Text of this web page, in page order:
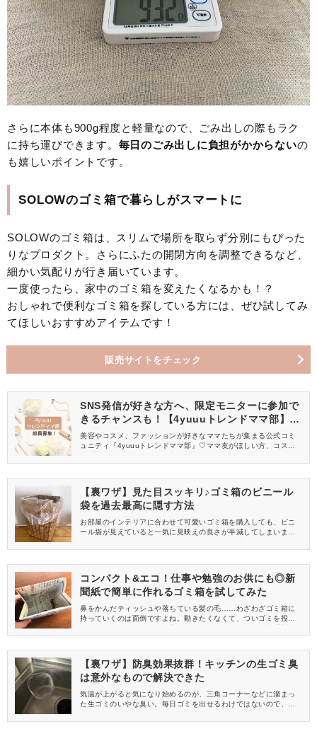
さらに本体も900g程度と軽量なので、ごみ出しの際もラク
に持ち運びできます。 毎日のごみ出しに負担がかからないの
も嬉しいポイントです。
SOLOWのゴミ箱で暮らしがスマートに
SOLOWのゴミ箱は、スリムで場所を取らず分別にもぴった
りなプロダクト。さらにふたの開閉方向を調整できるなど、
細かい気配りが行き届いています。
一度使ったら、家中のゴミ箱を変えたくなるかも！？
おしゃれで便利なゴミ箱を探している方には、ぜひ試してみ
てほしいおすすめアイテムです！
販売サイトをチェック
SNS発信が好きな方へ、限定モニターに参加で
きるチャンスも！【4yuuuトレンドママ部】部
員募集中
美容やコスメ、ファッションが好きなママたちが集まる公式コミ
ュニティ『4yuuuトレンドママ部』♡ママ友がほしい方、コスメサ
信してくれる方を募集しています！
【裏ワザ】見た目スッキリ♪ゴミ箱のビニール
袋を過去最高に隠す方法
お部屋のインテリアに合わせて可愛いゴミ箱を購入しても、ビニ
ール袋が見えていると一気に見映えの良さが半減してしまいます
い！ビニール袋の入れ方をひと工夫するだけで、過去最高に隠す
コンパクト&エコ！仕事や勉強のお供にも◎新
聞紙で簡単に作れるゴミ箱を試してみた
鼻をかんだティッシュや落ちている髪の毛……わざわざゴミ箱に
持っていくのは面倒ですよね。動きたくなくて、ついゴミを投げ
紙くずかご」を試してみてくださいね♪
【裏ワザ】防臭効果抜群！キッチンの生ゴミ臭
は意外なもので解決できた
気温が上がると気になり始めるのが、三角コーナーなどに溜まっ
た生ゴミのいやな臭い。毎日ゴミを出せるわけではないので、工
活躍するかもしれません！